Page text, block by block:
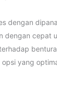
dengan
dengan cepat
opsi yang